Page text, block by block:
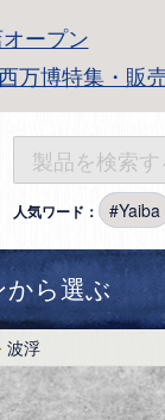
ープン
万博特集・販
人気ワード： Yaiba
から選ぶ
波浮